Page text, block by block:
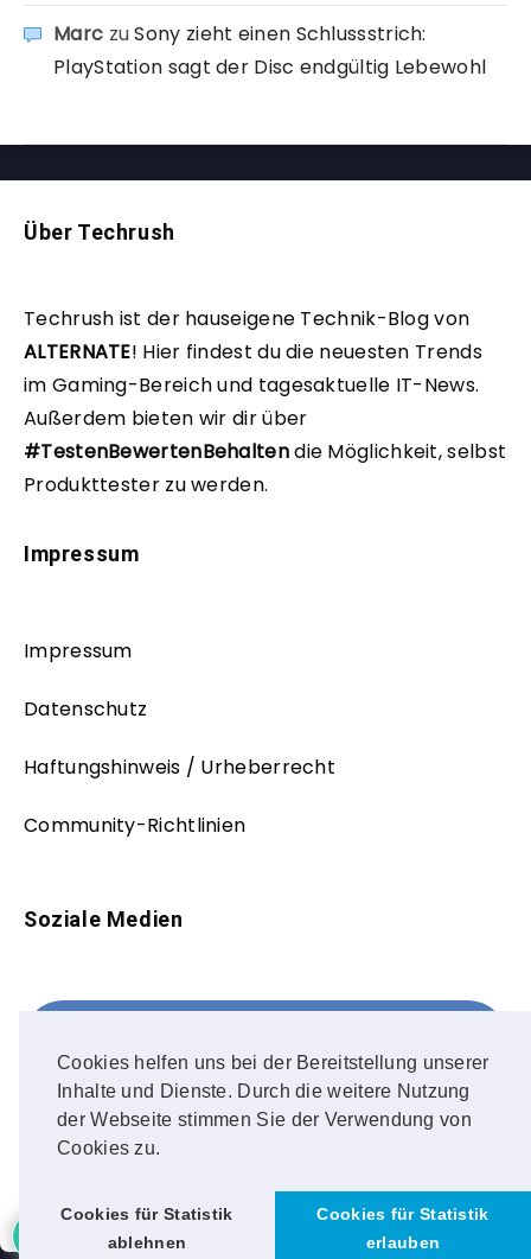
Cookies helfen uns bei der Bereitstellung unserer
Inhalte und Dienste. Durch die weitere Nutzung
der Webseite stimmen Sie der Verwendung von
Cookies zu.
Cookies für Statistik
ablehnen
Cookies für Statistik
erlauben
Marc zuSony zieht einen Schlussstrich:
PlayStation sagt der Disc endgültig Lebewohl
Über Techrush
Techrush ist der hauseigene Technik-Blog von
ALTERNATE! Hier findest du die neuesten Trends
im Gaming-Bereich und tagesaktuelle IT-News.
Außerdem bieten wir dir über
#TestenBewertenBehaltendie Möglichkeit, selbst
Produkttester zu werden.
Impressum
Impressum
Datenschutz
Haftungshinweis / Urheberrecht
Community-Richtlinien
Soziale Medien
FOLLOW ME!
Instagram
OUR PHOTOS!